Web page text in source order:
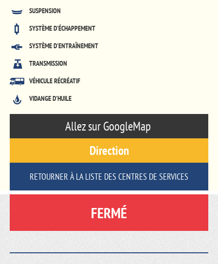
SUSPENSION
SYSTÈME D'ÉCHAPPEMENT
SYSTÈME D'ENTRAÎNEMENT
TRANSMISSION
VÉHICULE RÉCRÉATIF
VIDANGE D'HUILE
Allez sur GoogleMap
Direction
RETOURNER À LA LISTE DES CENTRES DE SERVICES
FERMÉ